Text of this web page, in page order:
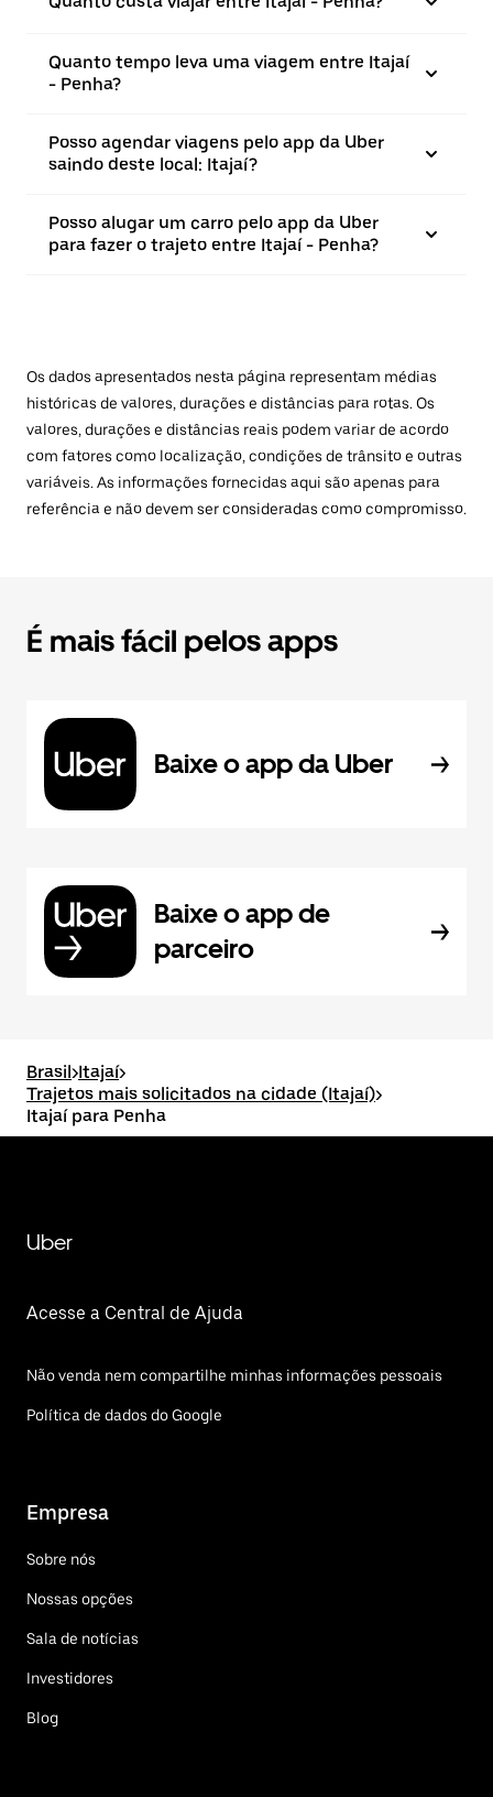
Quanto tempo leva uma viagem entre Itajaí
- Penha?
Posso agendar viagens pelo app da Uber
saindo deste local: Itajaí?
Posso alugar um carro pelo app da Uber
para fazer o trajeto entre Itajaí - Penha?
Os dados apresentados nesta página representam médias
históricas de valores, durações e distâncias para rotas. Os
valores, durações e distâncias reais podem variar de acordo
com fatores como localização, condições de trânsito e outras
variáveis. As informações fornecidas aqui são apenas para
referência e não devem ser consideradas como compromisso.
É mais fácil pelos apps
Baixe o app da Uber
Baixe o app de
parceiro
Brasil>Itajaí>
Trajetos mais solicitados na cidade (Itajaí)>
Itajaí para Penha
Uber
Acesse a Central de Ajuda
Não venda nem compartilhe minhas informações pessoais
Política de dados do Google
Empresa
Sobre nós
Nossas opções
Sala de notícias
Investidores
Blog